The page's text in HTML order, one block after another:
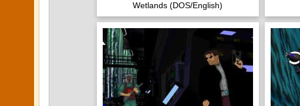
Wetlands (DOS/English)